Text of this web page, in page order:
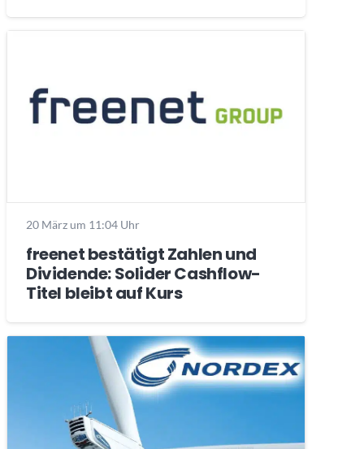
20 März um 11:04 Uhr
freenet bestätigt Zahlen und
Dividende: Solider Cashflow-
Titel bleibt auf Kurs